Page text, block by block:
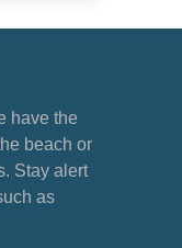
have the
beach or
Stay alert
as